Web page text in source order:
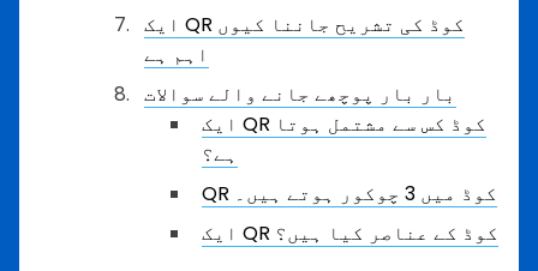
ایک QR کوڈ کی تشریح جاننا کیوں
اہم ہے
بار بار پوچھے جانے والے سوالات
ایک QR کوڈ کس سے مشتمل ہوتا
ہے؟
QR کوڈ میں 3 چوکور ہوتے ہیں۔
ایک QR کوڈ کے عناصر کیا ہیں؟